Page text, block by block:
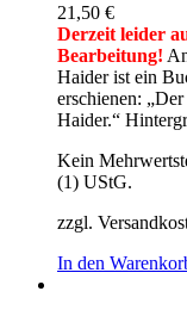
21,50 €
Derzeit leider
Bearbeitung!
Haider ist ein
erschienen:
Haider.“
Kein
(1) UStG.
zzgl.
In den